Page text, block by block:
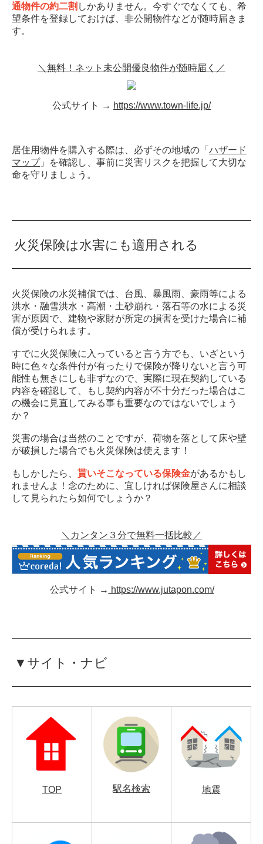
通物件の約二割 しかありません。今すぐでなくても、希
望条件を登録しておけば、非公開物件などが随時届きま
す。
＼無料！ネット未公開優良物件が随時届く／
公式サイト → https://www.town-life.jp/
居住用物件を購入する際は、必ずその地域の「 ハザード
マップ」を確認し、事前に災害リスクを把握して大切な
命を守りましょう。
火災保険は水害にも適用される
火災保険の水災補償では、台風、暴風雨、豪雨等による
洪水・融雪洪水・高潮・土砂崩れ・落石等の水による災
害が原因で、建物や家財が所定の損害を受けた場合に補
償が受けられます。
すでに火災保険に入っていると言う方でも、いざという
時に色々な条件付が有ったりで保険が降りないと言う可
能性も無きにしも非ずなので、実際に現在契約している
内容を確認して、もし契約内容が不十分だった場合はこ
の機会に見直してみる事も重要なのではないでしょう
か？
災害の場合は当然のことですが、荷物を落として床や壁
が破損した場合でも火災保険は使えます！
もしかしたら、 貰いそこなっている保険金があるかもし
れませんよ！念のために、宜しければ保険屋さんに相談
して見られたら如何でしょうか？
＼カンタン３分で無料一括比較／
公式サイト → https://www.jutapon.com/
▼サイト・ナビ
TOP 駅名検索 地震